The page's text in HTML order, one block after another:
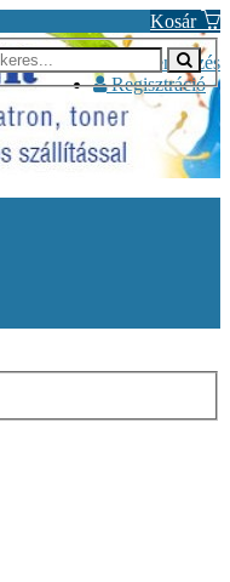
Kosár
Bejelentkezés
Regisztráció